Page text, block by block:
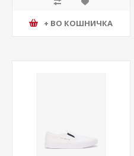
+ ВО КОШНИЧКА